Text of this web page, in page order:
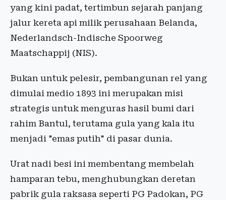
yang kini padat, tertimbun sejarah panjang
jalur kereta api milik perusahaan Belanda,
Nederlandsch-Indische Spoorweg
Maatschappij (NIS).
Bukan untuk pelesir, pembangunan rel yang
dimulai medio 1893 ini merupakan misi
strategis untuk menguras hasil bumi dari
rahim Bantul, terutama gula yang kala itu
menjadi "emas putih" di pasar dunia.
​Urat nadi besi ini membentang membelah
hamparan tebu, menghubungkan deretan
pabrik gula raksasa seperti PG Padokan, PG